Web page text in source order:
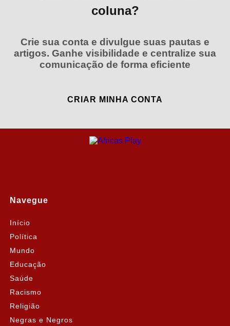
coluna?
Crie sua conta e divulgue suas pautas e
artigos. Ganhe visibilidade e centralize sua
comunicação de forma eficiente
CRIAR MINHA CONTA
Navegue
Início
Política
Mundo
Educação
Saúde
Racismo
Religião
Negras e Negros